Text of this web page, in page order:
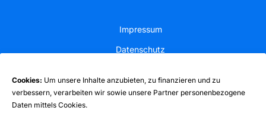
Cookies: Um unsere Inhalte anzubieten, zu finanzieren und zu
verbessern, verarbeiten wir sowie unsere Partner personenbezogene
Daten mittels Cookies.
Impressum
Datenschutz